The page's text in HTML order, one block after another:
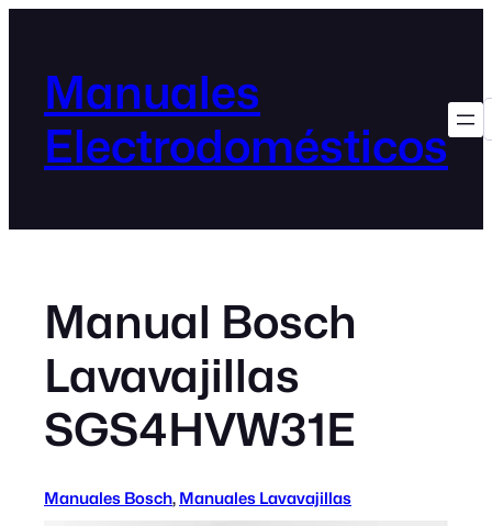
Manuales
Electrodomésticos
Manual Bosch
Lavavajillas
SGS4HVW31E
Manuales Bosch, Manuales Lavavajillas